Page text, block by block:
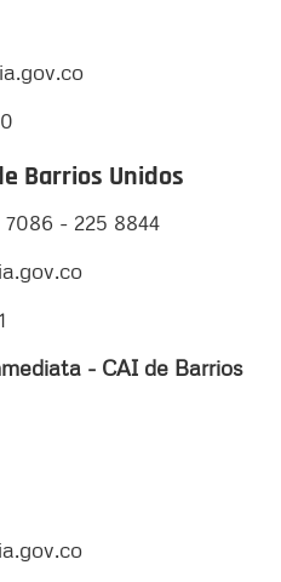
Barrios Unidos
7086 - 225 8844
- CAI de Barrios